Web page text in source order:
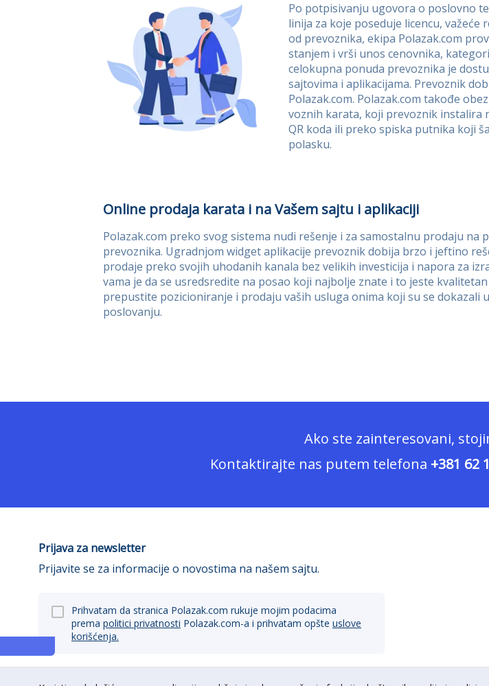
Po potpisivanju ugovora o poslovno
linija za koje poseduje licencu,
od prevoznika, ekipa Polazak.com
stanjem i vrši unos cenovnika,
celokupna ponuda prevoznika je
sajtovima i aplikacijama. Prevoznik
Polazak.com. Polazak.com takođe
voznih karata, koji prevoznik instalira
QR koda ili preko spiska putnika koji
polasku.
Online prodaja karata i na Vašem sajtu i aplikaciji
Polazak.com preko svog sistema nudi rešenje i za samostalnu prodaju na
prevoznika. Ugradnjom widget aplikacije prevoznik dobija brzo i jeftino
prodaje preko svojih uhodanih kanala bez velikih investicija i napora za
vama je da se usredsredite na posao koji najbolje znate i to jeste
prepustite pozicioniranje i prodaju vaših usluga onima koji su se dokazali
poslovanju.
Ako ste zainteresovani,
Kontaktirajte nas putem telefona +381 62
Prijava za newsletter
Prijavite se za informacije o novostima na našem sajtu.
Prihvatam da stranica Polazak.com rukuje mojim podacima
prema politici privatnosti Polazak.com-a i prihvatam opšte uslove
korišćenja.